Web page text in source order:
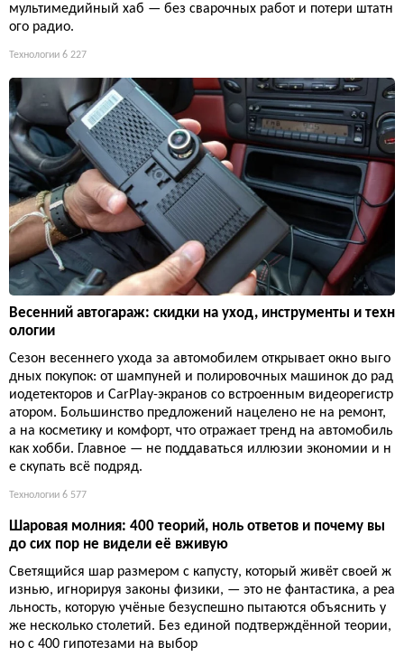
мультимедийный хаб — без сварочных работ и потери штатн
ого радио.
Технологии 6 227
Весенний автогараж: скидки на уход, инструменты и техн
ологии
Сезон весеннего ухода за автомобилем открывает окно выго
дных покупок: от шампуней и полировочных машинок до рад
иодетекторов и CarPlay-экранов со встроенным видеорегистр
атором. Большинство предложений нацелено не на ремонт,
а на косметику и комфорт, что отражает тренд на автомобиль
как хобби. Главное — не поддаваться иллюзии экономии и н
е скупать всё подряд.
Технологии 6 577
Шаровая молния: 400 теорий, ноль ответов и почему вы
до сих пор не видели её вживую
Светящийся шар размером с капусту, который живёт своей ж
изнью, игнорируя законы физики, — это не фантастика, а реа
льность, которую учёные безуспешно пытаются объяснить у
же несколько столетий. Без единой подтверждённой теории,
но с 400 гипотезами на выбор